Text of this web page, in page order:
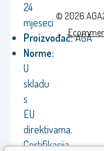
24
mjeseci
Proizvođač:AGA
Norme:
U
skladu
s
EU
direktivama.
Certifikacija
© 2026